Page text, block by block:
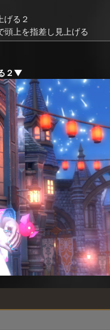
げる２
頭上を指差し見上げる
２▼